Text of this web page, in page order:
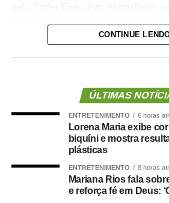
A lei proíbe o uso dessas emendas
não seja relativo ao atendimento pré-
Com origem noProjeto de Lei
, de autoria do deputado
SP), a matéria foiaprovada no
CONTINUE
ÚLTIMAS
ENTRETENIMENTO 6 horas
Lorena Maria exibe
biquíni e mostra
plásticas
ENTRETENIMENTO 8 horas
Mariana Rios fala
e reforça fé em Deus: